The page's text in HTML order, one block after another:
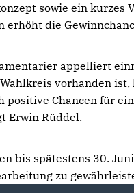
sowie ein kurzes
die
appelliert
vorhanden
positive Chancen für
Erwin Rüddel.
bis spätestens 30.
zu